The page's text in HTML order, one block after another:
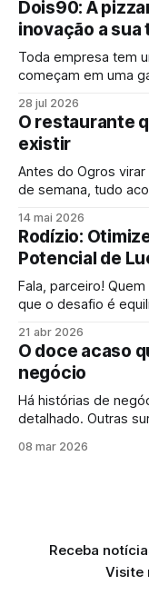
Dois90: A
inovação a sua
Toda empresa tem
começam em uma
28 jul 2026
O restaurante
existir
Antes do Ogros
de semana, tudo
atravessavam a noite.
14 mai 2026
Rodízio:
Potencial de
Fala, parceiro! Quem opera com rodízio ou festival sabe
que o desafio é
tecnologia de
o seu faturamento decolar? Observando
mercado de
21 abr 2026
O doce acaso
negócio
Há histórias de
detalhado. Outras
quase por acaso
08 mar 2026
Receba
Visite